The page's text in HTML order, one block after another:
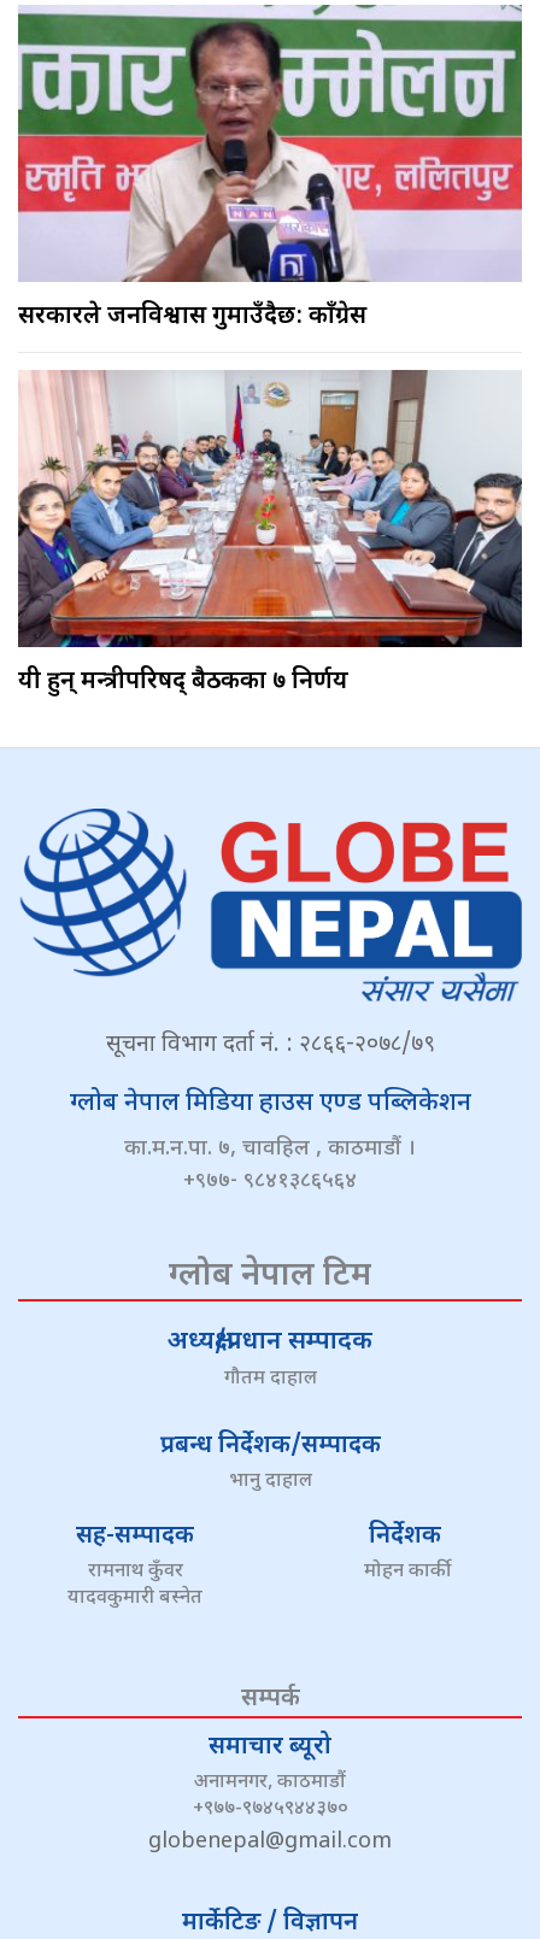
सरकारले जनविश्वास गुमाउँदैछ: काँग्रेस
यी हुन् मन्त्रीपरिषद् बैठकका ७ निर्णय
सूचना विभाग दर्ता नं. : २८६६-२०७८/७९
ग्लोब नेपाल मिडिया हाउस एण्ड पब्लिकेशन
का.म.न.पा. ७, चावहिल , काठमाडौं ।
+९७७- ९८४१३८६५६४
ग्लोब नेपाल टिम
अध्यक्ष/प्रधान सम्पादक
गौतम दाहाल
प्रबन्ध निर्देशक/सम्पादक
भानु दाहाल
सह-सम्पादक
रामनाथ कुँवर
यादवकुमारी बस्नेत
निर्देशक
मोहन कार्की
सम्पर्क
समाचार ब्यूरो
अनामनगर, काठमाडौं
+९७७-९७४५९४४३७०
globenepal@gmail.com
मार्केटिङ / विज्ञापन